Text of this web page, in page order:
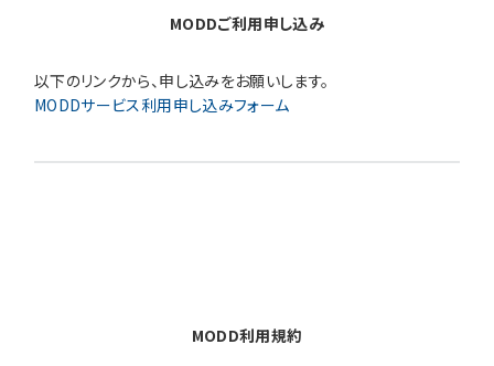
MODDご利用申し込み
以下のリンクから、申し込みをお願いします。
MODDサービス利用申し込みフォーム
MODD利用規約